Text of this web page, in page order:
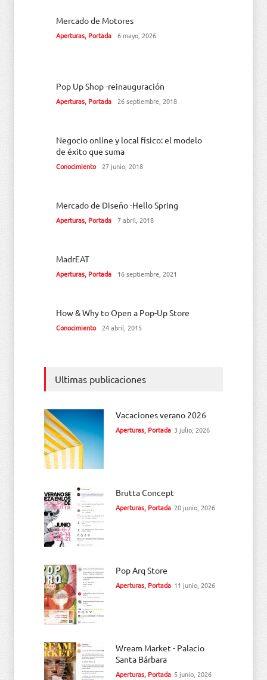
Mercado de Motores
Aperturas, Portada 6 mayo, 2026
Pop Up Shop -reinauguración
Aperturas, Portada 26 septiembre, 2018
Negocio online y local físico: el modelo
de éxito que suma
Conocimiento 27 junio, 2018
Mercado de Diseño -Hello Spring
Aperturas, Portada 7 abril, 2018
MadrEAT
Aperturas, Portada 16 septiembre, 2021
How & Why to Open a Pop-Up Store
Conocimiento 24 abril, 2015
Ultimas publicaciones
Vacaciones verano 2026
Aperturas, Portada 3 julio, 2026
Brutta Concept
Aperturas, Portada 20 junio, 2026
Pop Arq Store
Aperturas, Portada 11 junio, 2026
Wream Market - Palacio
Santa Bárbara
Aperturas, Portada 5 junio, 2026